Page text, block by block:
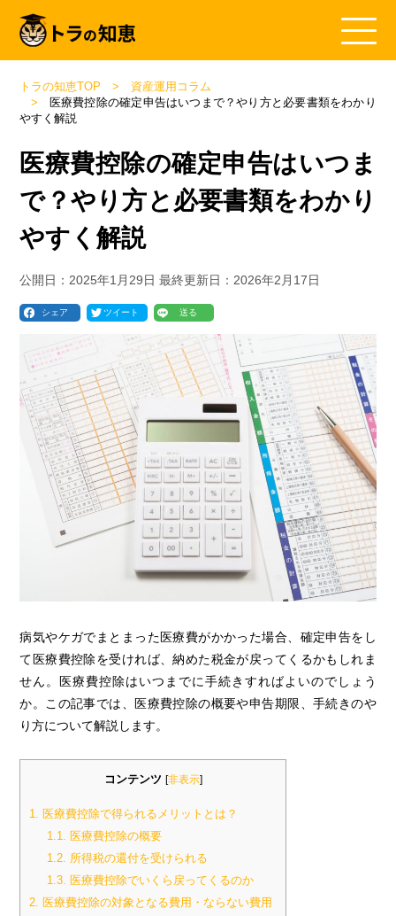
トラの知恵TOP
資産運用コラム
医療費控除の確定申告はいつまで？やり方と必要書類をわかり
やすく解説
医療費控除の確定申告はいつま
で？やり方と必要書類をわかり
やすく解説
公開日： 2025年1月29日 最終更新日： 2026年2月17日
シェア ツイート 送る
病気やケガでまとまった医療費がかかった場合、確定申告をし
て医療費控除を受ければ、納めた税金が戻ってくるかもしれま
せん。医療費控除はいつまでに手続きすればよいのでしょう
か。この記事では、医療費控除の概要や申告期限、手続きのや
り方について解説します。
コンテンツ [非表示]
1.
医療費控除で得られるメリットとは？
1.1.
医療費控除の概要
1.2. 所得税の還付を受けられる
1.3. 医療費控除でいくら戻ってくるのか
2. 医療費控除の対象となる費用・ならない費用